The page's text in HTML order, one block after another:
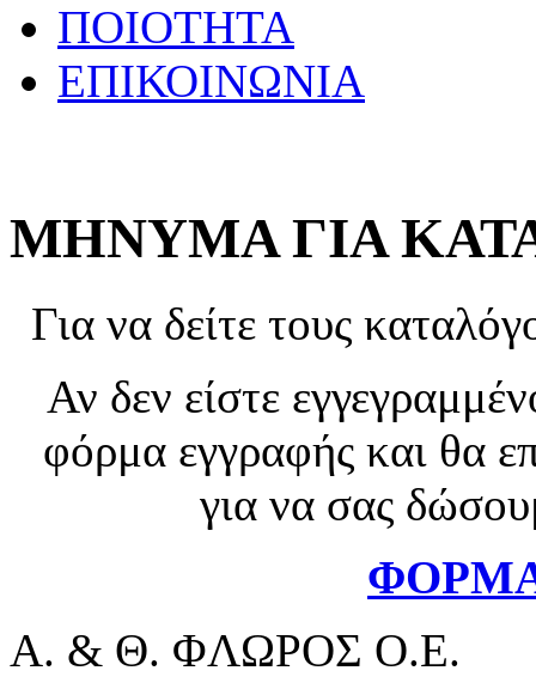
ΠΟΙΟΤΗΤΑ
ΕΠΙΚΟΙΝΩΝΙΑ
ΜΗΝΥΜΑ ΓΙΑ
Για να δείτε τους
Αν δεν είστε
φόρμα εγγραφής και θα
για να σας
Α. & Θ. ΦΛΩΡΟΣ Ο.Ε.